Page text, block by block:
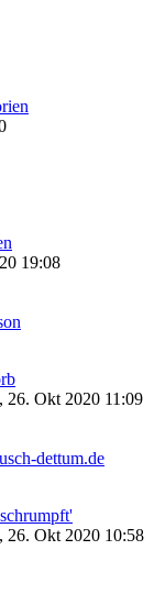
19:08
26. Okt 2020 11:09
dettum.de
26. Okt 2020 10:58